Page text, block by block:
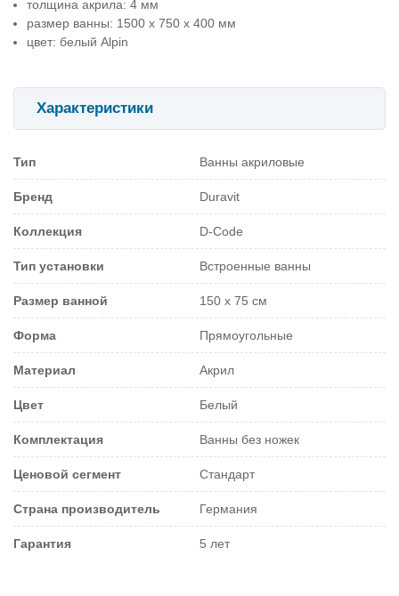
толщина акрила: 4 мм
размер ванны: 1500 х 750 х 400 мм
цвет: белый Alpin
Характеристики
Тип Ванны акриловые
Бренд Duravit
Коллекция D-Code
Тип установки Встроенные ванны
Размер ванной 150 х 75 см
Форма Прямоугольные
Материал Акрил
Цвет Белый
Комплектация Ванны без ножек
Ценовой сегмент Стандарт
Страна производитель Германия
Гарантия 5 лет